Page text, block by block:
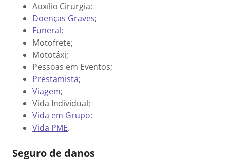
Auxílio Cirurgia;
Doenças Graves;
Funeral;
Motofrete;
Mototáxi;
Pessoas em Eventos;
Prestamista;
Viagem;
Vida Individual;
Vida em Grupo;
Vida PME.
Seguro de danos